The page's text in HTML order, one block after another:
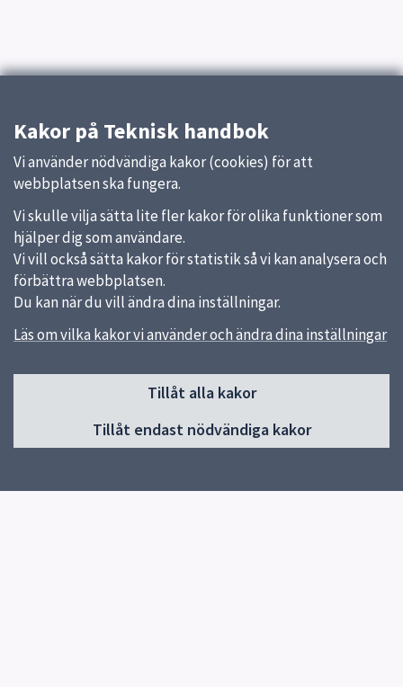
Kakor på Teknisk handbok
Vi använder nödvändiga kakor (cookies) för att
webbplatsen ska fungera.
Vi skulle vilja sätta lite fler kakor för olika funktioner som
hjälper dig som användare.
Vi vill också sätta kakor för statistik så vi kan analysera och
förbättra webbplatsen.
Du kan när du vill ändra dina inställningar.
Läs om vilka kakor vi använder och ändra dina inställningar
Tillåt alla kakor
Tillåt endast nödvändiga kakor
Sidfot
Inledning och innehåll